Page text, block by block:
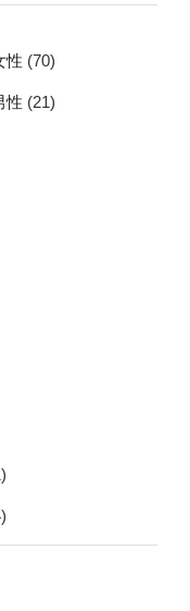
性 (70)
性 (21)